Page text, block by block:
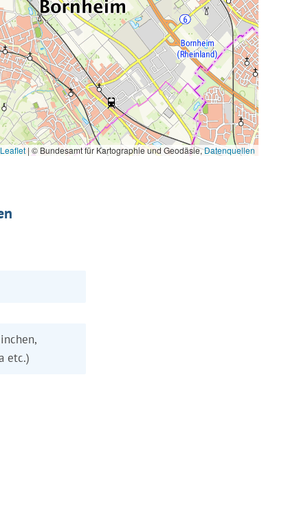
| © Bundesamt für Kartographie und Geodäsie,Datenquellen
etc.)